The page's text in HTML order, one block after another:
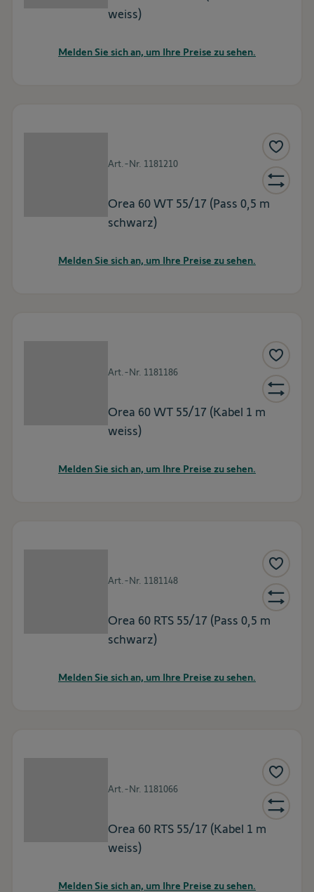
weiss)
Melden Sie sich an, um Ihre Preise zu sehen.
Art.-Nr. 1181210
Orea 60 WT 55/17 (Pass 0,5 m
schwarz)
Melden Sie sich an, um Ihre Preise zu sehen.
Art.-Nr. 1181186
Orea 60 WT 55/17 (Kabel 1 m
weiss)
Melden Sie sich an, um Ihre Preise zu sehen.
Art.-Nr. 1181148
Orea 60 RTS 55/17 (Pass 0,5 m
schwarz)
Melden Sie sich an, um Ihre Preise zu sehen.
Art.-Nr. 1181066
Orea 60 RTS 55/17 (Kabel 1 m
weiss)
Melden Sie sich an, um Ihre Preise zu sehen.